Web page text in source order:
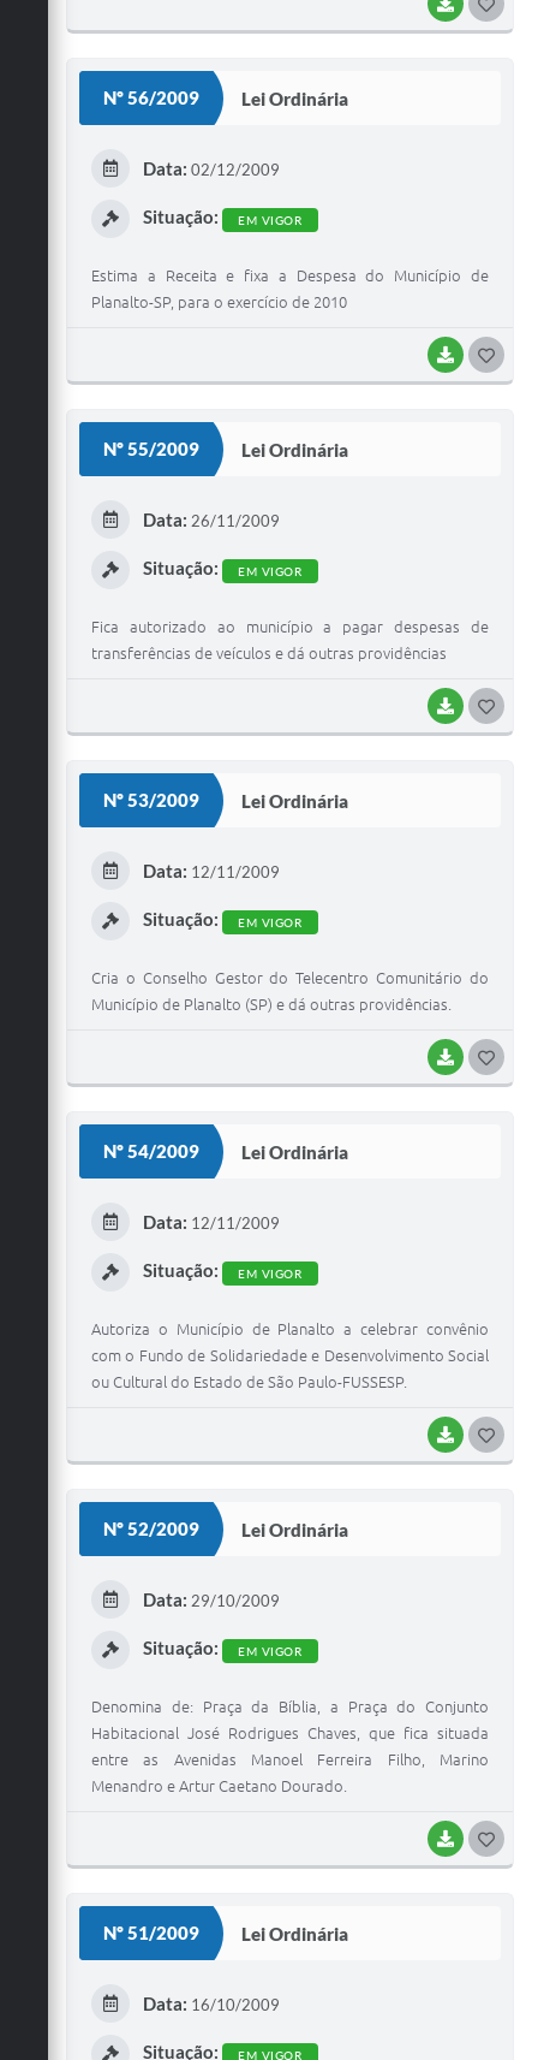
BAIXAR
Nº 56/2009 Lei Ordinária
BAIXAR
Data: 02/12/2009
Situação: EM VIGOR
Estima a Receita e fixa a Despesa do Município de
Planalto-SP, para o exercício de 2010
Nº 55/2009 Lei Ordinária
BAIXAR
Data: 26/11/2009
Situação: EM VIGOR
Fica autorizado ao município a pagar despesas de
transferências de veículos e dá outras providências
Nº 53/2009 Lei Ordinária
BAIXAR
Data: 12/11/2009
Situação: EM VIGOR
Cria o Conselho Gestor do Telecentro Comunitário do
Município de Planalto (SP) e dá outras providências.
Nº 54/2009 Lei Ordinária
BAIXAR
Data: 12/11/2009
Situação: EM VIGOR
Autoriza o Município de Planalto a celebrar convênio
com o Fundo de Solidariedade e Desenvolvimento Social
ou Cultural do Estado de São Paulo-FUSSESP.
Nº 52/2009 Lei Ordinária
BAIXAR
Data: 29/10/2009
Situação: EM VIGOR
Denomina de: Praça da Bíblia, a Praça do Conjunto
Habitacional José Rodrigues Chaves, que fica situada
entre as Avenidas Manoel Ferreira Filho, Marino
Menandro e Artur Caetano Dourado.
Nº 51/2009 Lei Ordinária
Data: 16/10/2009
Situação: EM VIGOR